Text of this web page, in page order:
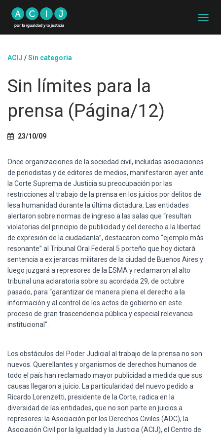
A
V
E
ACIJ /Sin categoría
Sin límites para la
prensa (Página/12)
23/10/09
Once organizaciones de la sociedad civil, incluidas asociaciones
de periodistas y de editores de medios, manifestaron ayer ante
la Corte Suprema de Justicia su preocupación por las
restricciones al trabajo de la prensa en los juicios por delitos de
lesa humanidad durante la última dictadura. Las entidades
alertaron sobre normas de ingreso a las salas que “resultan
violatorias del principio de publicidad y del derecho a la libertad
de expresión de la ciudadanía”, destacaron como “ejemplo más
resonante” al Tribunal Oral Federal 5 porteño que hoy dictará
sentencia a ex jerarcas militares de la ciudad de Buenos Aires y
luego juzgará a represores de la ESMA y reclamaron al alto
tribunal una aclaratoria sobre su acordada 29, de octubre
pasado, para “garantizar de manera plena el derecho a la
información y al control de los actos de gobierno en este
proceso de gran trascendencia pública y especial relevancia
institucional”.
Los obstáculos del Poder Judicial al trabajo de la prensa no son
nuevos. Querellantes y organismos de derechos humanos de
todo el país han reclamado mayor publicidad a medida que sus
causas llegaron a juicio. La particularidad del nuevo pedido a
Ricardo Lorenzetti, presidente de la Corte, radica en la
diversidad de las entidades, que no son parte en juicios a
represores: la Asociación por los Derechos Civiles (ADC), la
Asociación Civil por la Igualdad y la Justicia (ACIJ), el Centro de